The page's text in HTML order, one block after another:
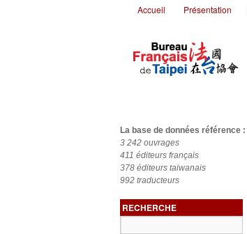
Accueil Présentation
La base de données référence :
3 242 ouvrages
411 éditeurs français
378 éditeurs taiwanais
992 traducteurs
RECHERCHE